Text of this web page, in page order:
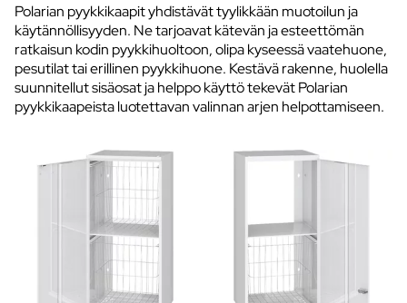
Polarian pyykkikaapit yhdistävät tyylikkään muotoilun ja
käytännöllisyyden. Ne tarjoavat kätevän ja esteettömän
ratkaisun kodin pyykkihuoltoon, olipa kyseessä vaatehuone,
pesutilat tai erillinen pyykkihuone. Kestävä rakenne, huolella
suunnitellut sisäosat ja helppo käyttö tekevät Polarian
pyykkikaapeista luotettavan valinnan arjen helpottamiseen.